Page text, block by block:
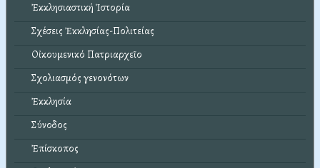
Ἐκκλησιαστική Ἱστορία
Σχέσεις Ἐκκλησίας-Πολιτείας
Οἰκουμενικό Πατριαρχεῖο
Σχολιασμός γενονότων
Ἐκκλησία
Σύνοδος
Ἐπίσκοπος